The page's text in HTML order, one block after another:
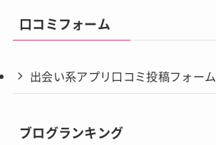
口コミフォーム
出会い系アプリ口コミ投稿フォーム
ブログランキング